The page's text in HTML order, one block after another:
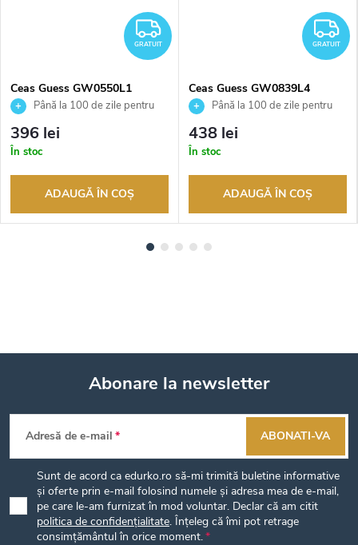
GRATUIT
GRATUIT
Ceas Guess GW0550L1
Până la 100 de zile pentru
returnarea bunurilor. Vânzător
autorizat
396 lei
În stoc
ADAUGĂ ÎN COŞ
GRATUIT
Ceas Guess GW0839L4
Până la 100 de zile pentru
returnarea bunurilor. Vânzător
autorizat
438 lei
În stoc
ADAUGĂ ÎN COŞ
S
u
b
Abonare la newsletter
Adresă de e-mail
Sunt de acord ca edurko.ro să-mi trimită buletine informative
și oferte prin e-mail folosind numele și adresa mea de e-mail,
pe care le-am furnizat în mod voluntar. Declar că am citit
politica de confidențialitate. Înțeleg că îmi pot retrage
consimțământul în orice moment.
ABONATI-VA